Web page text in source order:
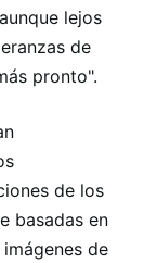
lejos
de
pronto".
de los
basadas en
de